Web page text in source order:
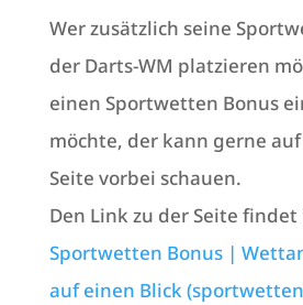
Wer zusätzlich seine
der Darts-WM platzieren
einen Sportwetten Bonus
möchte, der kann gerne
Seite vorbei schauen.
Den Link zu der Seite
Sportwetten Bonus |
auf einen Blick